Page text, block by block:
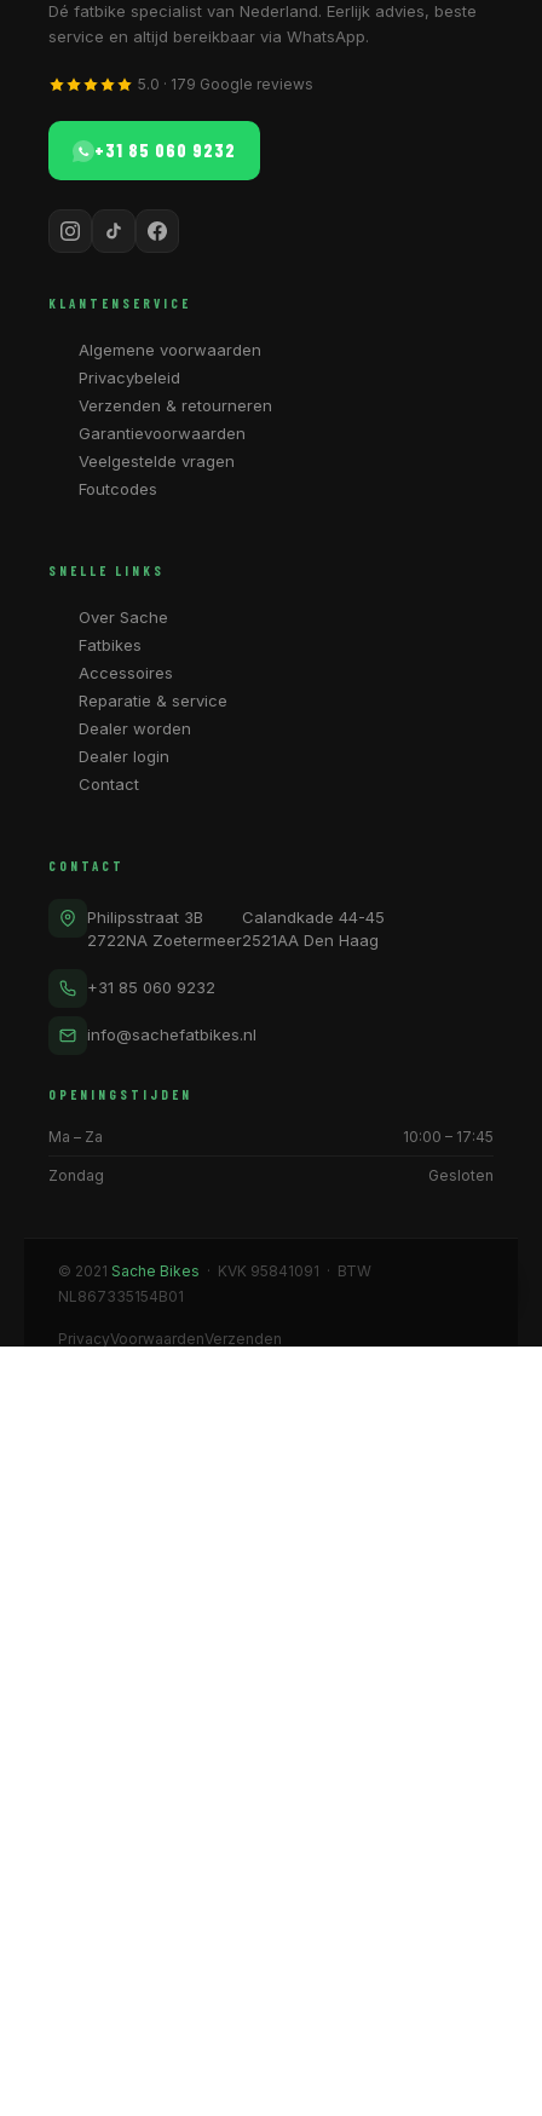
Dé fatbike specialist van Nederland. Eerlijk advies, beste
service en altijd bereikbaar via WhatsApp.
5.0 · 179 Google reviews
+31 85 060 9232
KLANTENSERVICE
Algemene voorwaarden
Privacybeleid
Verzenden & retourneren
Garantievoorwaarden
Veelgestelde vragen
Foutcodes
SNELLE LINKS
Over Sache
Fatbikes
Accessoires
Reparatie & service
Dealer worden
Dealer login
Contact
CONTACT
Philipsstraat 3B
2722NA Zoetermeer
Calandkade 44-45
2521AA Den Haag
+31 85 060 9232
info@sachefatbikes.nl
OPENINGSTIJDEN
Ma – Za 10:00 – 17:45
Zondag Gesloten
© 2021 Sache Bikes · KVK 95841091 · BTW
NL867335154B01
PrivacyVoorwaardenVerzenden